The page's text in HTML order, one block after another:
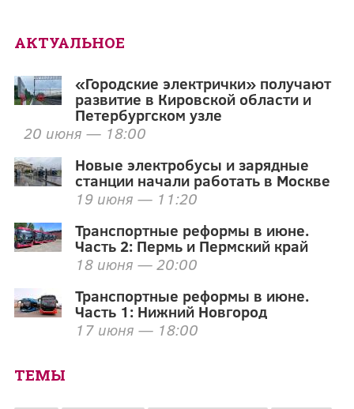
АКТУАЛЬНОЕ
«Городские электрички» получают
развитие в Кировской области и
Петербургском узле
20 июня — 18:00
Новые электробусы и зарядные
станции начали работать в Москве
19 июня — 11:20
Транспортные реформы в июне.
Часть 2: Пермь и Пермский край
18 июня — 20:00
Транспортные реформы в июне.
Часть 1: Нижний Новгород
17 июня — 18:00
ТЕМЫ